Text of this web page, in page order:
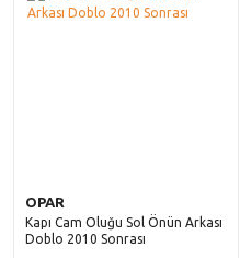
OPAR
Kapı Cam Oluğu Sol Önün Arkası
Doblo 2010 Sonrası